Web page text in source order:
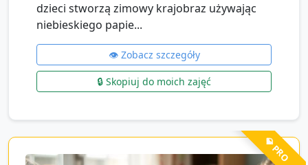
dzieci stworzą zimowy krajobraz używając
niebieskiego papie...
👁️ Zobacz szczegóły
🔒 Skopiuj do moich zajęć
💎 PRO